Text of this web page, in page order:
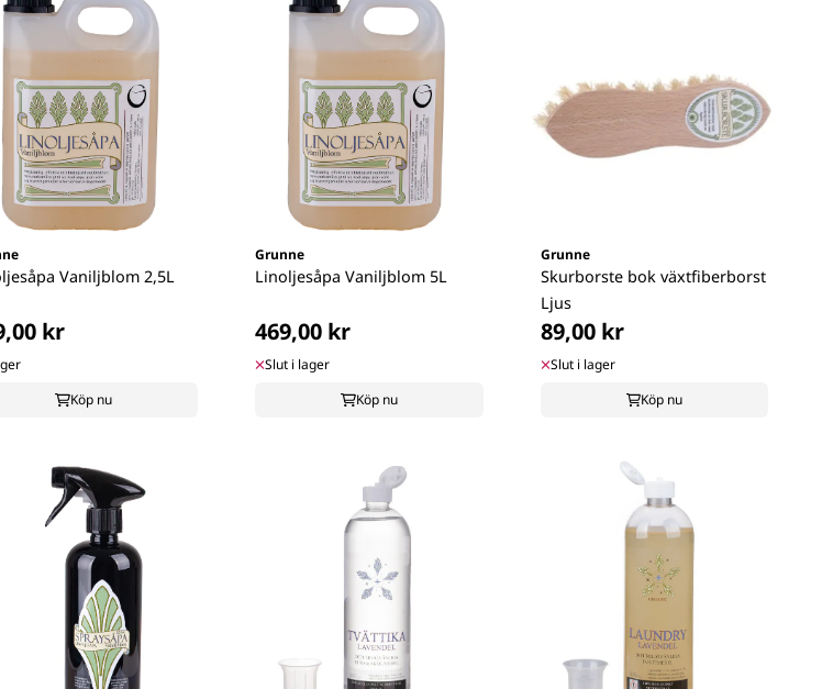
Vaniljblom 2,5L
kr
Köp nu
Grunne
Linoljesåpa Vaniljblom 5L
469,00 kr
Slut i lager
Köp nu
Grunne
Skurborste bok växtfiberborst
Ljus
89,00 kr
Slut i lager
Köp nu